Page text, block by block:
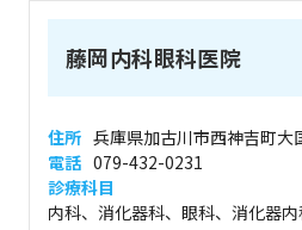
藤岡内科眼科医院
住所 兵庫県加古川市西神吉町大
電話 079-432-0231
診療科目
内科、消化器科、眼科、消化器